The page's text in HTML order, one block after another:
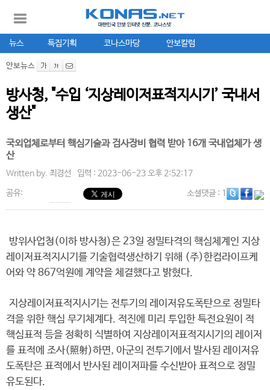
뉴스 특집기획 코나스마당 안보칼럼
안보뉴스
방사청, "수입 ‘지상레이저표적지시기’ 국내서
생산"
국외업체로부터 핵심기술과 검사장비 협력 받아 16개 국내업체가 생
산
Written by. 최경선 입력 : 2023-06-23 오후 2:52:17
공유: 소셜댓글: 1
방위사업청(이하 방사청)은 23일 정밀타격의 핵심체계인 지상
레이저표적지시기를 기술협력생산하기 위해 (주)한컴라이프케
어와 약 867억원에 계약을 체결했다고 밝혔다.
지상레이저표적지시기는 전투기의 레이저유도폭탄으로 정밀타
격을 위한 핵심 무기체계다. 적진에 미리 투입한 특전요원이 적
핵심표적 등을 정확히 식별하여 지상레이저표적지시기의 레이저
를 표적에 조사(照射)하면, 아군의 전투기에서 발사된 레이저유
도폭탄은 표적에서 반사된 레이저파를 수신받아 표적으로 정밀
유도된다.